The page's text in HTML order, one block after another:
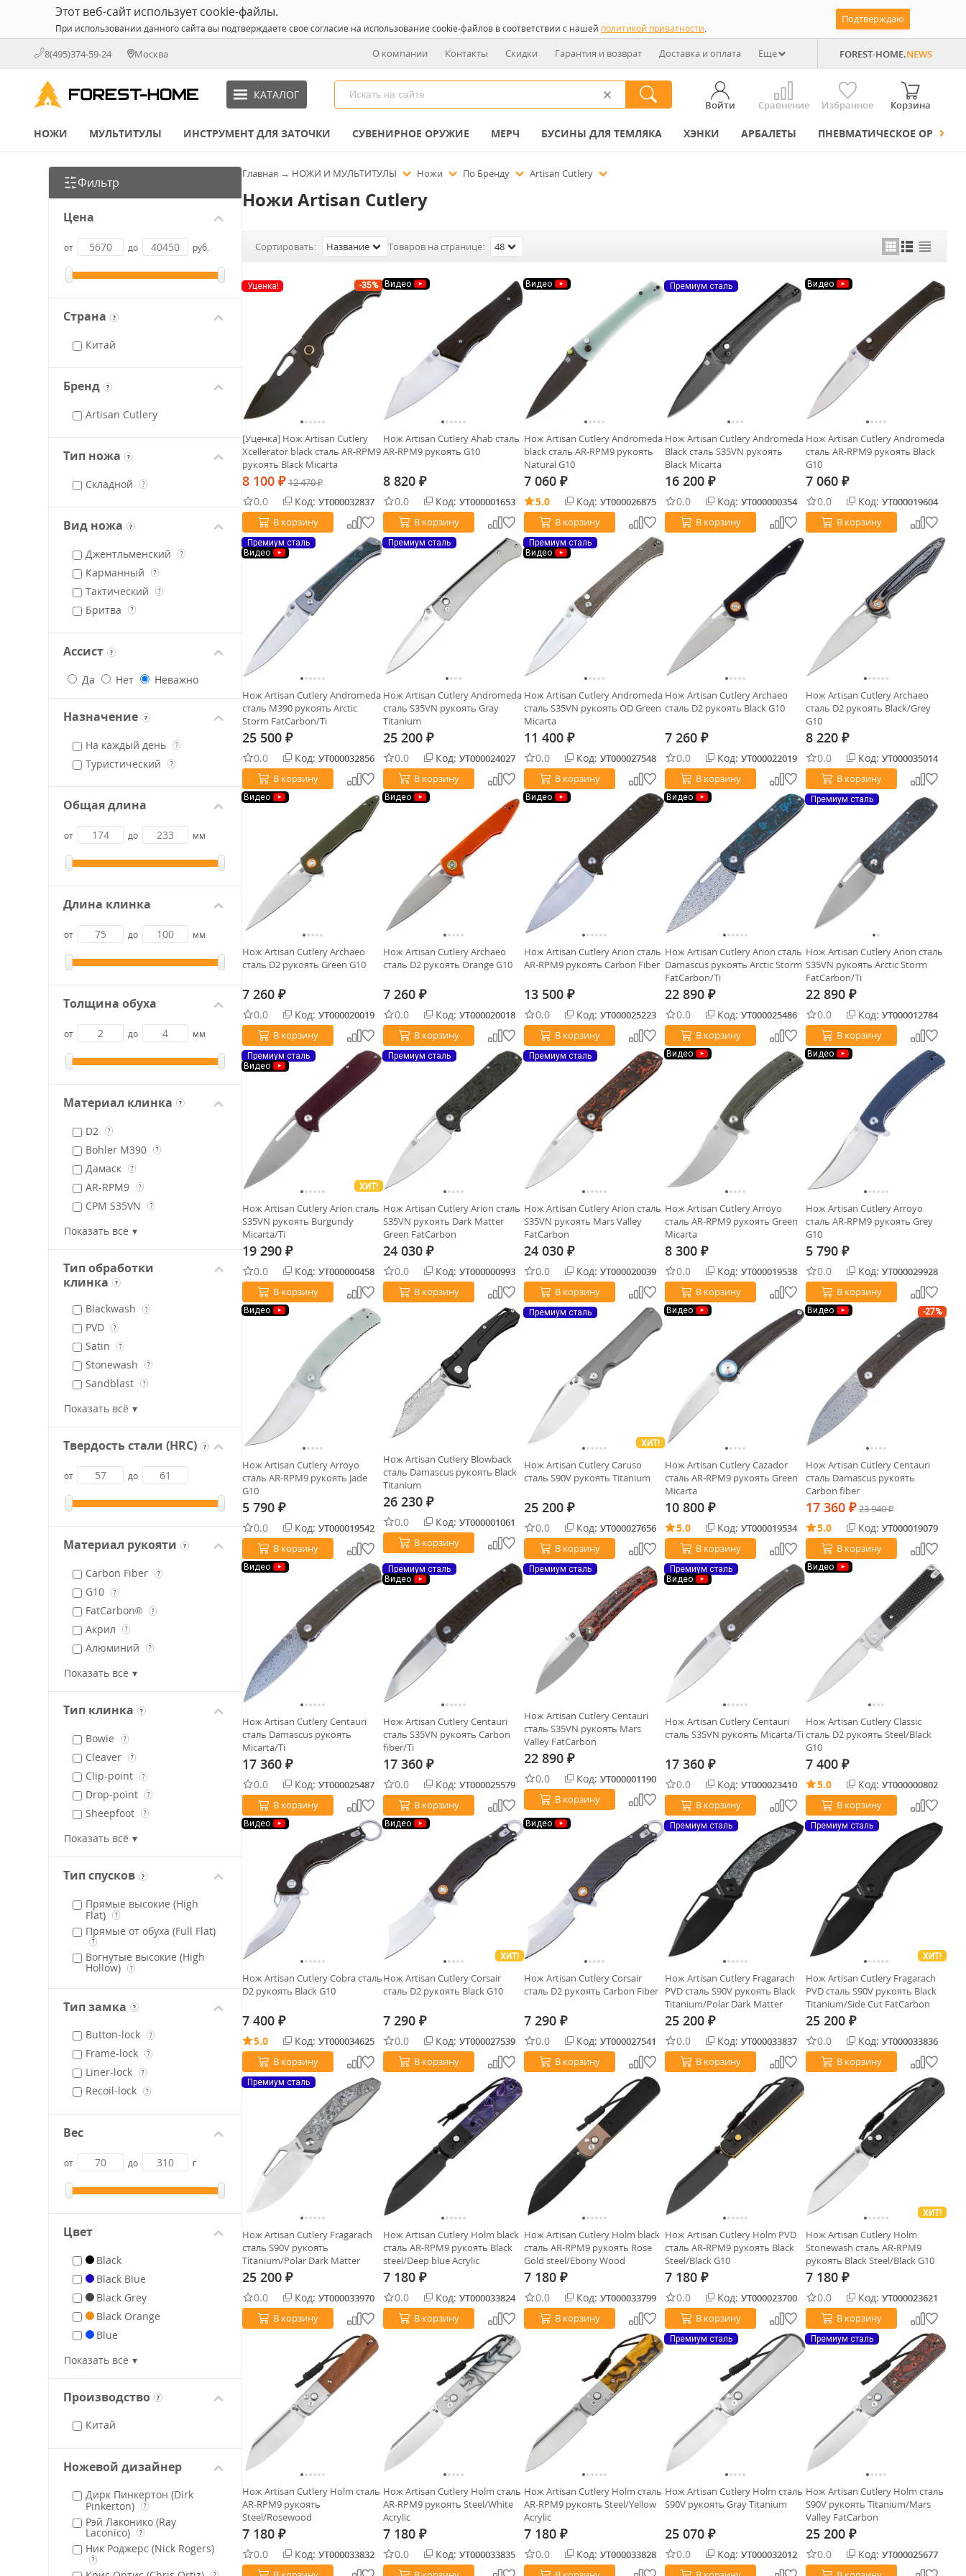
Этот веб-сайт использует cookie-файлы.
При использовании данного сайта вы подтверждаете свое согласие на использование cookie-файлов в соответствии с нашей политикой приватности.
Подтверждаю
8(495)374-59-24 Москва О компании Контакты Скидки Гарантия и возврат Доставка и оплата Еще FOREST-HOME.NEWS
КАТАЛОГ
Войти Сравнение Избранное Корзина
НОЖИ МУЛЬТИТУЛЫ ИНСТРУМЕНТ ДЛЯ ЗАТОЧКИ СУВЕНИРНОЕ ОРУЖИЕ МЕРЧ БУСИНЫ ДЛЯ ТЕМЛЯКА ХЭНКИ АРБАЛЕТЫ ПНЕВМАТИЧЕСКОЕ ОРУЖИЕ
Фильтр
Цена
от до руб.
Страна ?
Китай
Бренд ?
Artisan Cutlery
Тип ножа ?
Складной ?
Вид ножа ?
Джентльменский ?
Карманный ?
Тактический ?
Бритва ?
Ассист ?
Да Нет Неважно
Назначение ?
На каждый день ?
Туристический ?
Общая длина
от до мм
Длина клинка
от до мм
Толщина обуха
от до мм
Материал клинка ?
D2 ?
Bohler M390 ?
Дамаск ?
AR-RPM9 ?
CPM S35VN ?
CPM S90V
Показать всё
Тип обработки
клинка
?
Blackwash ?
PVD ?
Satin ?
Stonewash ?
Sandblast ?
Показать всё
Твердость стали (HRC) ?
от до
Материал рукояти ?
Carbon Fiber ?
G10 ?
FatCarbon® ?
Акрил ?
Алюминий ?
FRN (GFN)
Timascus
Титан
Показать всё
Тип клинка ?
Bowie ?
Cleaver ?
Clip-point ?
Drop-point ?
Sheepfoot ?
Spear-Point
Upswept-point
Показать всё
Тип спусков ?
Прямые высокие (High
Flat)
?
Прямые от обуха (Full Flat)
?
Вогнутые высокие (High
Hollow)
?
Тип замка ?
Button-lock ?
Frame-lock ?
Liner-lock ?
Recoil-lock ?
Вес
от до г
Цвет
Black
Black Blue
Black Grey
Black Orange
Blue
Grey
Gold
Jade
Orange
Olive
Purple
Red
Показать всё
Производство ?
Китай
Ножевой дизайнер
Дирк Пинкертон (Dirk
Pinkerton)
?
Рэй Лаконико (Ray
Laconico)
?
Ник Роджерс (Nick Rogers)
?
Главная → НОЖИ И МУЛЬТИТУЛЫ Ножи По Бренду Artisan Cutlery
Ножи Artisan Cutlery
Сортировать: Название Товаров на странице: 48
-35%
Уценка!
[Уценка] Нож Artisan Cutlery
Xcellerator black сталь AR-RPM9
рукоять Black Micarta
8 100 ₽ 12 470₽
0.0 Код: УТ000032837
В корзину
Видео
Нож Artisan Cutlery Ahab сталь
AR-RPM9 рукоять G10
8 820 ₽
0.0 Код: УТ000001653
В корзину
Видео
Нож Artisan Cutlery Andromeda
black сталь AR-RPM9 рукоять
Natural G10
7 060 ₽
5.0 Код: УТ000026875
В корзину
Премиум сталь
Нож Artisan Cutlery Andromeda
Black сталь S35VN рукоять
Black Micarta
16 200 ₽
0.0 Код: УТ000000354
В корзину
Видео
Нож Artisan Cutlery Andromeda
сталь AR-RPM9 рукоять Black
G10
7 060 ₽
0.0 Код: УТ000019604
В корзину
Премиум сталь
Видео
Нож Artisan Cutlery Andromeda
сталь M390 рукоять Arctic
Storm FatCarbon/Ti
25 500 ₽
0.0 Код: УТ000032856
В корзину
Премиум сталь
Нож Artisan Cutlery Andromeda
сталь S35VN рукоять Gray
Titanium
25 200 ₽
0.0 Код: УТ000024027
В корзину
Премиум сталь
Видео
Нож Artisan Cutlery Andromeda
сталь S35VN рукоять OD Green
Micarta
11 400 ₽
0.0 Код: УТ000027548
В корзину
Нож Artisan Cutlery Archaeo
сталь D2 рукоять Black G10
7 260 ₽
0.0 Код: УТ000022019
В корзину
Нож Artisan Cutlery Archaeo
сталь D2 рукоять Black/Grey
G10
8 220 ₽
0.0 Код: УТ000035014
В корзину
Видео
Нож Artisan Cutlery Archaeo
сталь D2 рукоять Green G10
7 260 ₽
0.0 Код: УТ000020019
В корзину
Видео
Нож Artisan Cutlery Archaeo
сталь D2 рукоять Orange G10
7 260 ₽
0.0 Код: УТ000020018
В корзину
Видео
Нож Artisan Cutlery Arion сталь
AR-RPM9 рукоять Carbon Fiber
13 500 ₽
0.0 Код: УТ000025223
В корзину
Видео
Нож Artisan Cutlery Arion сталь
Damascus рукоять Arctic Storm
FatCarbon/Ti
22 890 ₽
0.0 Код: УТ000025486
В корзину
Премиум сталь
Нож Artisan Cutlery Arion сталь
S35VN рукоять Arctic Storm
FatCarbon/Ti
22 890 ₽
0.0 Код: УТ000012784
В корзину
Премиум сталь
Видео
ХИТ!
Нож Artisan Cutlery Arion сталь
S35VN рукоять Burgundy
Micarta/Ti
19 290 ₽
0.0 Код: УТ000000458
В корзину
Премиум сталь
Нож Artisan Cutlery Arion сталь
S35VN рукоять Dark Matter
Green FatCarbon
24 030 ₽
0.0 Код: УТ000000993
В корзину
Премиум сталь
Нож Artisan Cutlery Arion сталь
S35VN рукоять Mars Valley
FatCarbon
24 030 ₽
0.0 Код: УТ000020039
В корзину
Видео
Нож Artisan Cutlery Arroyo
сталь AR-RPM9 рукоять Green
Micarta
8 300 ₽
0.0 Код: УТ000019538
В корзину
Видео
Нож Artisan Cutlery Arroyo
сталь AR-RPM9 рукоять Grey
G10
5 790 ₽
0.0 Код: УТ000029928
В корзину
Видео
Нож Artisan Cutlery Arroyo
сталь AR-RPM9 рукоять Jade
G10
5 790 ₽
0.0 Код: УТ000019542
В корзину
Нож Artisan Cutlery Blowback
сталь Damascus рукоять Black
Titanium
26 230 ₽
0.0 Код: УТ000001061
В корзину
Премиум сталь
ХИТ!
Нож Artisan Cutlery Caruso
сталь S90V рукоять Titanium
25 200 ₽
0.0 Код: УТ000027656
В корзину
Видео
Нож Artisan Cutlery Cazador
сталь AR-RPM9 рукоять Green
Micarta
10 800 ₽
5.0 Код: УТ000019534
В корзину
-27%
Видео
Нож Artisan Cutlery Centauri
сталь Damascus рукоять
Carbon fiber
17 360 ₽ 23 940₽
5.0 Код: УТ000019079
В корзину
Видео
Нож Artisan Cutlery Centauri
сталь Damascus рукоять
Micarta/Ti
17 360 ₽
0.0 Код: УТ000025487
В корзину
Премиум сталь
Видео
Нож Artisan Cutlery Centauri
сталь S35VN рукоять Carbon
fiber/Ti
17 360 ₽
0.0 Код: УТ000025579
В корзину
Премиум сталь
Нож Artisan Cutlery Centauri
сталь S35VN рукоять Mars
Valley FatCarbon
22 890 ₽
0.0 Код: УТ000001190
В корзину
Премиум сталь
Видео
Нож Artisan Cutlery Centauri
сталь S35VN рукоять Micarta/Ti
17 360 ₽
0.0 Код: УТ000023410
В корзину
Видео
Нож Artisan Cutlery Classic
сталь D2 рукоять Steel/Black
G10
7 400 ₽
5.0 Код: УТ000000802
В корзину
Видео
Нож Artisan Cutlery Cobra сталь
D2 рукоять Black G10
7 400 ₽
5.0 Код: УТ000034625
В корзину
Видео
ХИТ!
Нож Artisan Cutlery Corsair
сталь D2 рукоять Black G10
7 290 ₽
0.0 Код: УТ000027539
В корзину
Видео
Нож Artisan Cutlery Corsair
сталь D2 рукоять Carbon Fiber
7 290 ₽
0.0 Код: УТ000027541
В корзину
Премиум сталь
Нож Artisan Cutlery Fragarach
PVD сталь S90V рукоять Black
Titanium/Polar Dark Matter
FatCarbon
25 200 ₽
0.0 Код: УТ000033837
В корзину
Премиум сталь
ХИТ!
Нож Artisan Cutlery Fragarach
PVD сталь S90V рукоять Black
Titanium/Side Cut FatCarbon
25 200 ₽
0.0 Код: УТ000033836
В корзину
Премиум сталь
Нож Artisan Cutlery Fragarach
сталь S90V рукоять
Titanium/Polar Dark Matter
FatCarbon
25 200 ₽
0.0 Код: УТ000033970
В корзину
Нож Artisan Cutlery Holm black
сталь AR-RPM9 рукоять Black
steel/Deep blue Acrylic
7 180 ₽
0.0 Код: УТ000033824
В корзину
Нож Artisan Cutlery Holm black
сталь AR-RPM9 рукоять Rose
Gold steel/Ebony Wood
7 180 ₽
0.0 Код: УТ000033799
В корзину
Нож Artisan Cutlery Holm PVD
сталь AR-RPM9 рукоять Black
Steel/Black G10
7 180 ₽
0.0 Код: УТ000023700
В корзину
ХИТ!
Нож Artisan Cutlery Holm
Stonewash сталь AR-RPM9
рукоять Black Steel/Black G10
7 180 ₽
0.0 Код: УТ000023621
В корзину
Нож Artisan Cutlery Holm сталь
AR-RPM9 рукоять
Steel/Rosewood
7 180 ₽
0.0 Код: УТ000033832
Нож Artisan Cutlery Holm сталь
AR-RPM9 рукоять Steel/White
Acrylic
7 180 ₽
0.0 Код: УТ000033835
Нож Artisan Cutlery Holm сталь
AR-RPM9 рукоять Steel/Yellow
Acrylic
7 180 ₽
0.0 Код: УТ000033828
Премиум сталь
Нож Artisan Cutlery Holm сталь
S90V рукоять Gray Titanium
25 070 ₽
0.0 Код: УТ000032012
Премиум сталь
Нож Artisan Cutlery Holm сталь
S90V рукоять Titanium/Mars
Valley FatCarbon
25 200 ₽
0.0 Код: УТ000025677